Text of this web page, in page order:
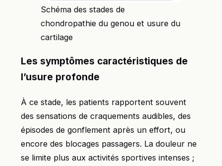
Schéma des stades de
chondropathie du genou et usure du
cartilage
Les symptômes caractéristiques de
l’usure profonde
À ce stade, les patients rapportent souvent
des sensations de craquements audibles, des
épisodes de gonflement après un effort, ou
encore des blocages passagers. La douleur ne
se limite plus aux activités sportives intenses ;